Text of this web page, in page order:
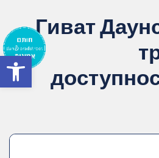
1. Гиват
Гиват